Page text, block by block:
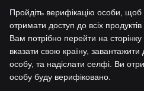
Пройдіть верифікацію особи, щоб
отримати доступ до всіх продуктів
Вам потрібно перейти на сторінку
вказати свою країну,
особу, та надіслати селфі. Ви
особу буду верифіковано.